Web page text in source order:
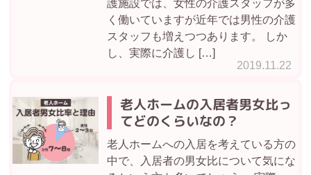
2019.11.22
護施設では、女性の介護スタッフが多
く働いていますが近年では男性の介護
スタッフも増えつつあります。 しか
し、実際に介護し […]
老人ホームの入居者男女比っ
てどのくらいなの？
老人ホームへの入居を考えている方の
中で、入居者の男女比について気にな